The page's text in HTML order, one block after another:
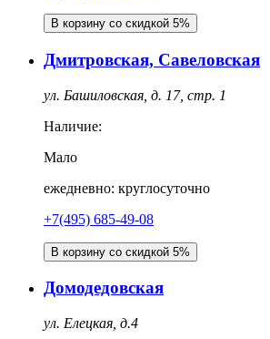
В корзину со скидкой 5%
Дмитровская, Савеловская
ул. Башиловская, д. 17, стр. 1
Наличие:
Мало
ежедневно: круглосуточно
+7(495) 685-49-08
В корзину со скидкой 5%
Домодедовская
ул. Елецкая, д.4